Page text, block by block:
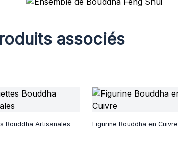
associés
Bouddha Artisanales
Figurine Bouddha en Cuivre